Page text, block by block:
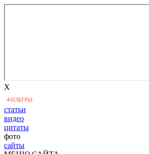
X
ФИЛЬТРЫ:
статьи
видео
цитаты
фото
сайты